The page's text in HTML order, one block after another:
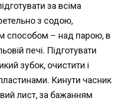
за всіма
з содою,
способом – над парою, в
печі. Підготувати
зубок, очистити і
Кинути часник
лист, за бажанням